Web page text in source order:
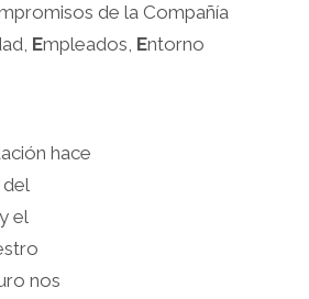
de la Compañía
Empleados, Entorno
hace
el
nos